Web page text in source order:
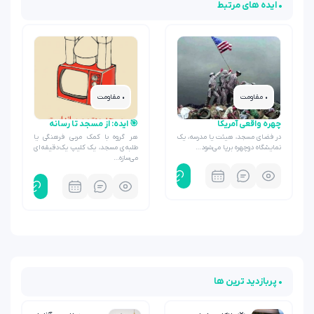
• ایده های مرتبط
• مقاومت
چهره واقعی آمریکا
در فضای مسجد، هیئت یا مدرسه، یک
نمایشگاه دوچهره برپا می‌شود…
• مقاومت
🎯 ایده: از مسجد تا رسانه
هر گروه با کمک مربی فرهنگی یا
طلبه‌ی مسجد، یک کلیپ یک‌دقیقه‌ای
می‌سازه…
• پربازدید ترین ها